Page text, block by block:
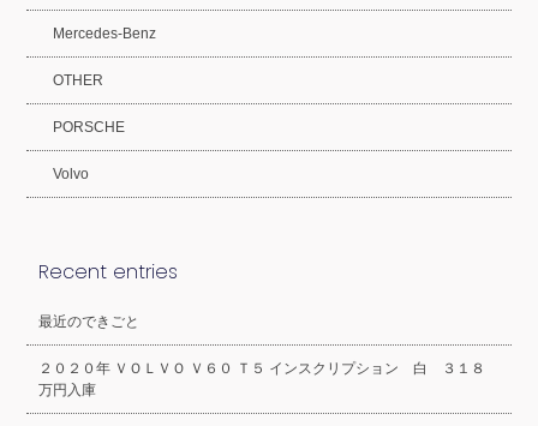
Mercedes-Benz
OTHER
PORSCHE
Volvo
Recent entries
最近のできごと
２０２０年 ＶＯＬＶＯ Ｖ６０ Ｔ５ インスクリプション 白 ３１８
万円入庫